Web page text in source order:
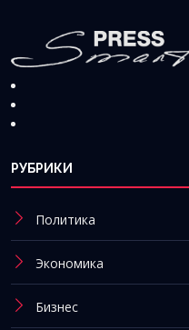
РУБРИКИ
Политика
Экономика
Бизнес